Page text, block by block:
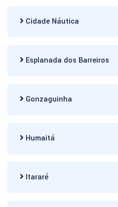
Cidade Náutica
Esplanada dos Barreiros
Gonzaguinha
Humaitá
Itararé